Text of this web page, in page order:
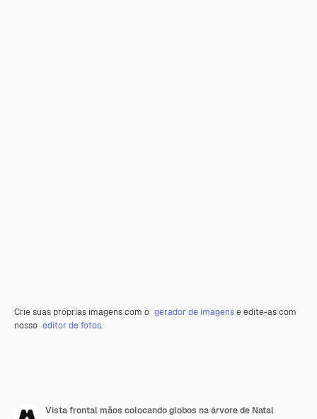
Crie suas próprias imagens com o gerador de imagense edite-as com
nosso editor de fotos.
Vista frontal mãos colocando globos na árvore de Natal